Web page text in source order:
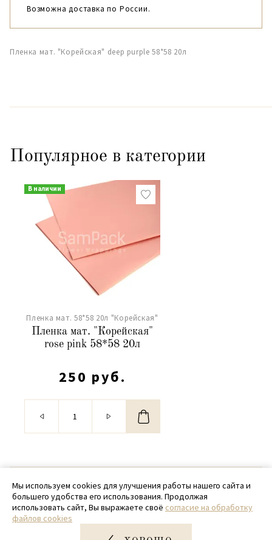
Возможна доставка по России.
Пленка мат. "Корейская" deep purple 58*58 20л
Популярное в категории
В наличии
Пленка мат. 58*58 20л "Корейская"
Пленка мат. "Корейская"
rose pink 58*58 20л
250 руб.
© 2020 - 2026 SamPack
+ 7 (918) 699-97-87
zakaz@sampack.store
Мы используем cookies для улучшения работы нашего сайта и
большего удобства его использования. Продолжая
использовать сайт, Вы выражаете своё согласие на обработку
файлов cookies